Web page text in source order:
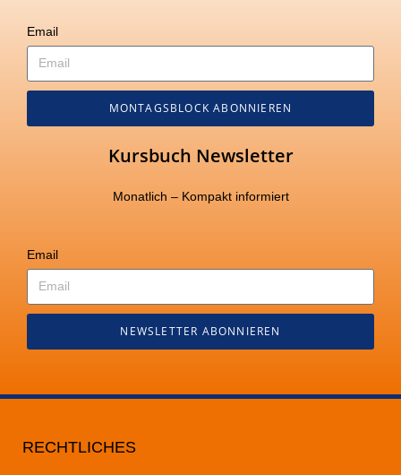
Email
MONTAGSBLOCK ABONNIEREN
Kursbuch Newsletter
Monatlich – Kompakt informiert
Email
NEWSLETTER ABONNIEREN
RECHTLICHES